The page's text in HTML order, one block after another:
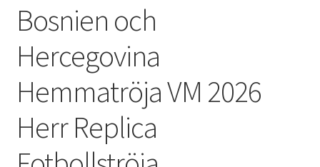
Bosnien och
Hercegovina
Hemmatröja VM 2026
Herr Replica